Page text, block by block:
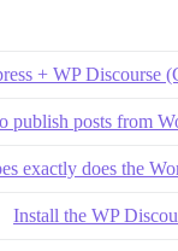
+ WP Discourse
publish posts from
exactly does the
Install the WP